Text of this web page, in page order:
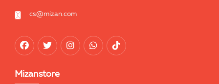
cs@mizan.com
Mizanstore